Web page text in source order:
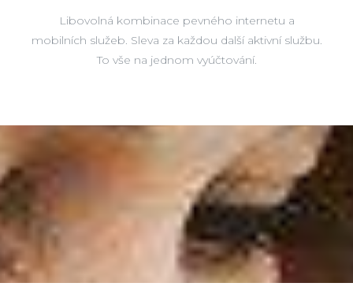
Libovolná kombinace pevného internetu a
mobilních služeb. Sleva za každou další aktivní službu.
To vše na jednom vyúčtování.